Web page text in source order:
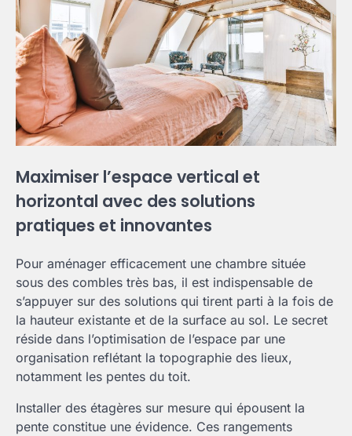
Maximiser l’espace vertical et
horizontal avec des solutions
pratiques et innovantes
Pour aménager efficacement une chambre située
sous des combles très bas, il est indispensable de
s’appuyer sur des solutions qui tirent parti à la fois de
la hauteur existante et de la surface au sol. Le secret
réside dans l’optimisation de l’espace par une
organisation reflétant la topographie des lieux,
notamment les pentes du toit.
Installer des étagères sur mesure qui épousent la
pente constitue une évidence. Ces rangements